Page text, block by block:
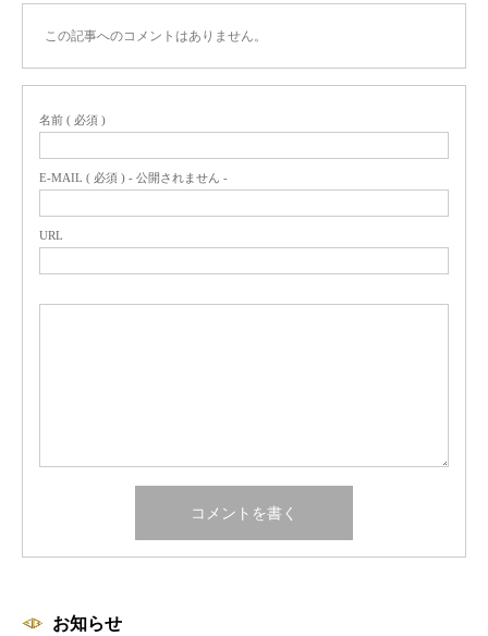
この記事へのコメントはありません。
名前 ( 必須 )
E-MAIL ( 必須 ) - 公開されません -
URL
お知らせ